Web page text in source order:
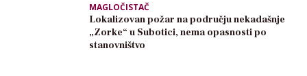
MAGLOČISTAČ
Lokalizovan požar na području nekadašnje
„Zorke“ u Subotici, nema opasnosti po
stanovništvo